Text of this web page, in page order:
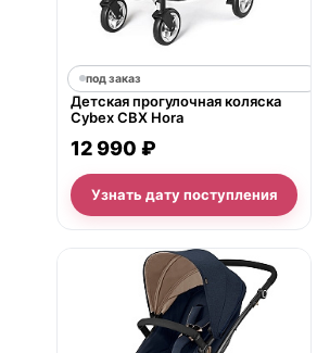
под заказ
Детская прогулочная коляска
Cybex СВХ Hora
12 990 ₽
Узнать дату поступления